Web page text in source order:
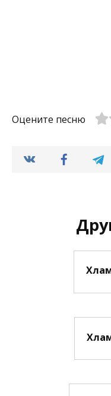
Оцените песню